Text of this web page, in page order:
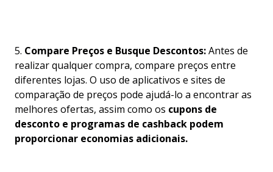
5. Compare Preços e Busque Descontos:Antes de
realizar qualquer compra, compare preços entre
diferentes lojas. O uso de aplicativos e sites de
comparação de preços pode ajudá-lo a encontrar as
melhores ofertas, assim como os cupons de
desconto e programas de cashback podem
proporcionar economias adicionais.